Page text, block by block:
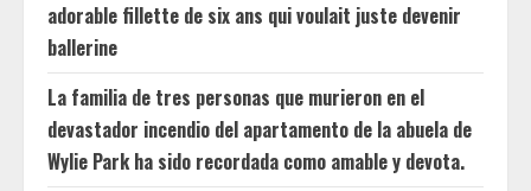
adorable fillette de six ans qui voulait juste devenir
ballerine
La familia de tres personas que murieron en el
devastador incendio del apartamento de la abuela de
Wylie Park ha sido recordada como amable y devota.